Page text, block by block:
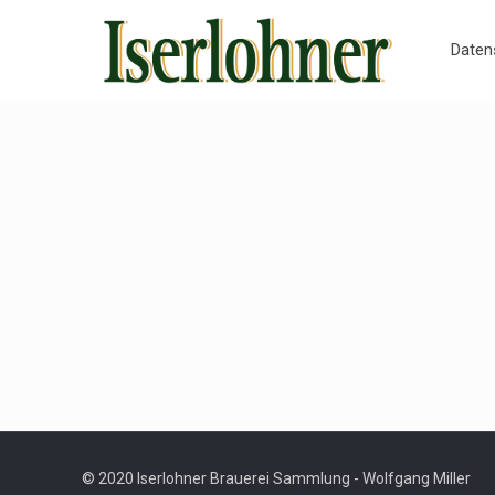
© 2020 Iserlohner Brauerei Sammlung - Wolfgang Miller